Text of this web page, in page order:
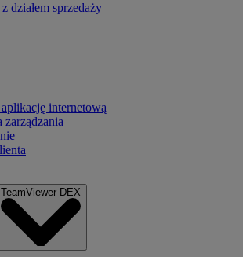
działem sprzedaży
internetową
zarządzania
TeamViewer DEX